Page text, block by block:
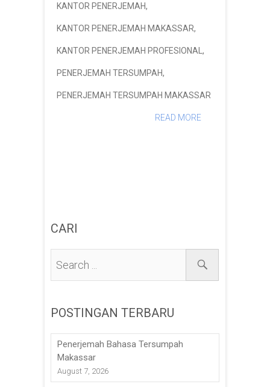
KANTOR PENERJEMAH,
KANTOR PENERJEMAH MAKASSAR,
KANTOR PENERJEMAH PROFESIONAL ,
PENERJEMAH TERSUMPAH,
PENERJEMAH TERSUMPAH MAKASSAR
READ MORE
CARI
POSTINGAN TERBARU
Penerjemah Bahasa Tersumpah
Makassar
August 7, 2026